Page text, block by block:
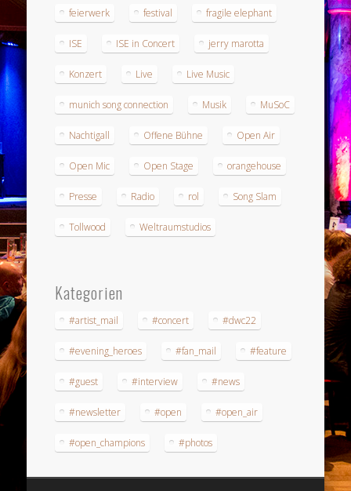
feierwerk festival fragile elephant
ISE ISE in Concert jerry marotta
Konzert Live Live Music
munich song connection Musik MuSoC
Nachtigall Offene Bühne Open Air
Open Mic Open Stage orangehouse
Presse Radio rol Song Slam
Tollwood Weltraumstudios
Kategorien
#artist_mail #concert #dwc22
#evening_heroes #fan_mail #feature
#guest #interview #news
#newsletter #open #open_air
#open_champions #photos